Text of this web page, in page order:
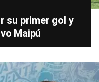
su primer gol y
Maipú